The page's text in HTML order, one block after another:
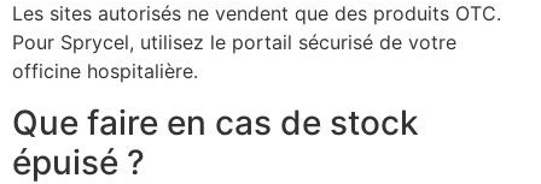
Les sites autorisés ne vendent que des produits OTC.
Pour Sprycel, utilisez le portail sécurisé de votre
officine hospitalière.
Que faire en cas de stock
épuisé ?